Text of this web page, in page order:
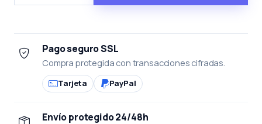
Pago seguro SSL
Compra protegida con transacciones cifradas.
Tarjeta PayPal
Envío protegido 24/48h